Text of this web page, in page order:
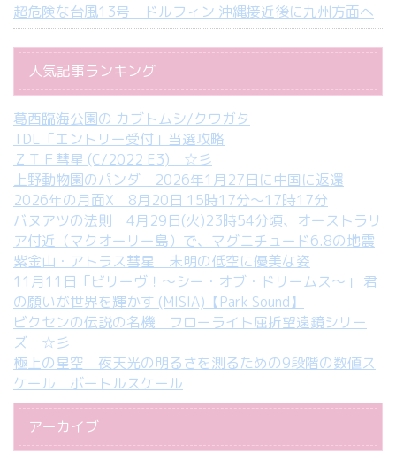
超危険な台風13号 ドルフィン 沖縄接近後に九州方面へ
人気記事ランキング
葛西臨海公園の カブトムシ/クワガタ
TDL「エントリー受付」当選攻略
ＺＴＦ彗星 (C/2022 E3) ☆彡
上野動物園のパンダ 2026年1月27日に中国に返還
2026年の月面X 8月20日 15時17分～17時17分
バヌアツの法則 4月29日(火)23時54分頃、オーストラリ
ア付近（マクオーリー島）で、マグニチュード6.8の地震
紫金山・アトラス彗星 未明の低空に優美な姿
11月11日「ビリーヴ！～シー・オブ・ドリームス～」 君
の願いが世界を輝かす (MISIA)【Park Sound】
ビクセンの伝説の名機 フローライト屈折望遠鏡シリー
ズ ☆彡
極上の星空 夜天光の明るさを測るための9段階の数値ス
ケール ボートルスケール
アーカイブ